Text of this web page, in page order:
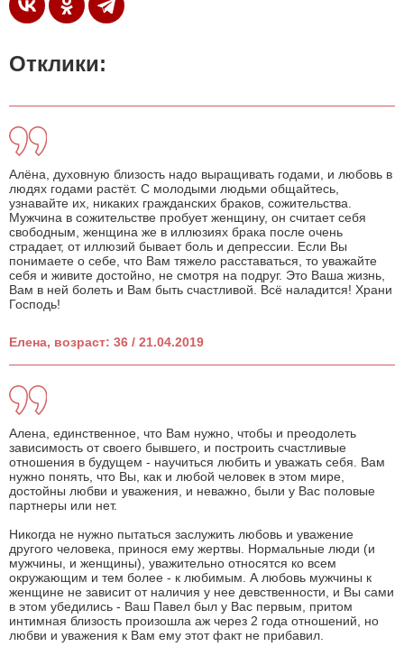
Отклики:
Алёна, духовную близость надо выращивать годами, и любовь в
людях годами растёт. С молодыми людьми общайтесь,
узнавайте их, никаких гражданских браков, сожительства.
Мужчина в сожительстве пробует женщину, он считает себя
свободным, женщина же в иллюзиях брака после очень
страдает, от иллюзий бывает боль и депрессии. Если Вы
понимаете о себе, что Вам тяжело расставаться, то уважайте
себя и живите достойно, не смотря на подруг. Это Ваша жизнь,
Вам в ней болеть и Вам быть счастливой. Всё наладится! Храни
Господь!
Елена, возраст: 36 / 21.04.2019
Алена, единственное, что Вам нужно, чтобы и преодолеть
зависимость от своего бывшего, и построить счастливые
отношения в будущем - научиться любить и уважать себя. Вам
нужно понять, что Вы, как и любой человек в этом мире,
достойны любви и уважения, и неважно, были у Вас половые
партнеры или нет.
Никогда не нужно пытаться заслужить любовь и уважение
другого человека, принося ему жертвы. Нормальные люди (и
мужчины, и женщины), уважительно относятся ко всем
окружающим и тем более - к любимым. А любовь мужчины к
женщине не зависит от наличия у нее девственности, и Вы сами
в этом убедились - Ваш Павел был у Вас первым, притом
интимная близость произошла аж через 2 года отношений, но
любви и уважения к Вам ему этот факт не прибавил.